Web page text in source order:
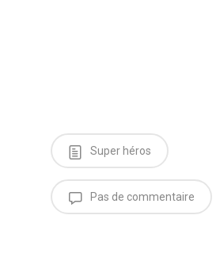
Super héros
Pas de commentaire